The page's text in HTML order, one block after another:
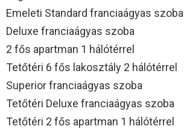
Emeleti Standard franciaágyas szoba
Deluxe franciaágyas szoba
2 fős apartman 1 hálótérrel
Tetőtéri 6 fős lakosztály 2 hálótérrel
Superior franciaágyas szoba
Tetőtéri Deluxe franciaágyas szoba
Tetőtéri 2 fős apartman 1 hálótérrel